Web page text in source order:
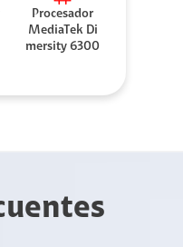
Procesador
MediaTek Di
mersity 6300